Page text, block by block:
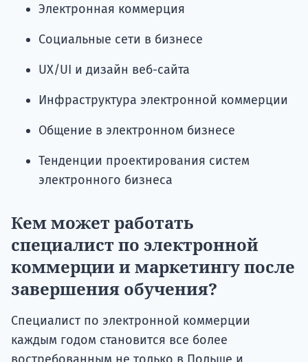
Электронная коммерция
Социальные сети в бизнесе
UX/UI и дизайн веб-сайта
Инфраструктура электронной коммерции
Общение в электронном бизнесе
Тенденции проектирования систем
электронного бизнеса
Кем может работать
специалист по электронной
коммерции и маркетингу после
завершения обучения?
Специалист по электронной коммерции
каждым годом становится все более